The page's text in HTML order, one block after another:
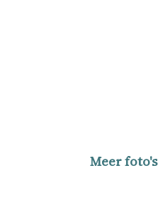
Meer foto's